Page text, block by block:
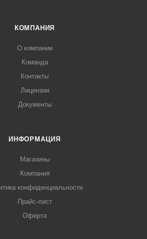
КОМПАНИЯ
О компании
Команда
Контакты
Лицензии
Документы
ИНФОРМАЦИЯ
Магазины
Компания
конфиденциальности
Прайс-лист
Оферта